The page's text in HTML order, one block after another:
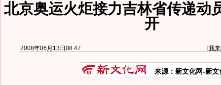
北京奥运火炬接力吉林省传递动
开
2008年06月13日08:47 [我
来源：新文化网-新文